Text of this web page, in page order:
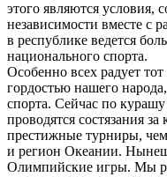
этого являются условия,
независимости вместе с
в республике ведется
национального спорта.
Особенно всех радует
гордостью нашего
спорта. Сейчас по
проводятся состязания
престижные турниры,
и регион Океании.
Олимпийские игры. Мы